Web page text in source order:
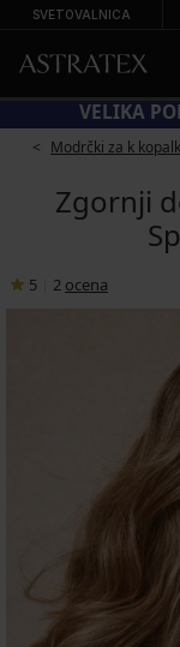
SVETOVALNICA
VELIKA
Modrčki za k
Zgornji
5 2 ocena